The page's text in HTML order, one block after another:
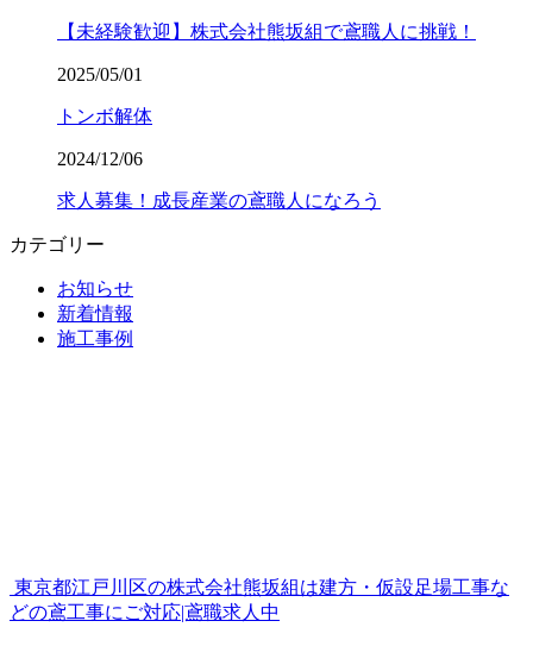
【未経験歓迎】株式会社熊坂組で鳶職人に挑戦！
2025/05/01
トンボ解体
2024/12/06
求人募集！成長産業の鳶職人になろう
カテゴリー
お知らせ
新着情報
施工事例
東京都江戸川区の株式会社熊坂組は建方・仮設足場工事な
どの鳶工事にご対応|鳶職求人中